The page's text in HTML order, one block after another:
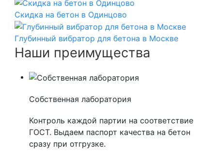
Скидка на бетон в Одинцово
Глубинный вибратор для бетона в Москве
Наши преимущества
Собственная лаборатория
Контроль каждой партии на соответствие
ГОСТ. Выдаем паспорт качества на бетон
сразу при отгрузке.